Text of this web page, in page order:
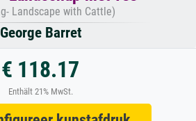
Landscape with Cattle)
George Barret
€ 118.17
Enthält 21% MwSt.